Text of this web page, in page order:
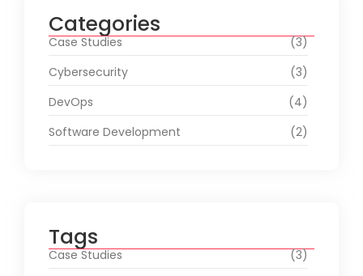
Categories
Case Studies
(3)
Cybersecurity
(3)
DevOps
(4)
Software Development
(2)
Tags
Case Studies
(3)